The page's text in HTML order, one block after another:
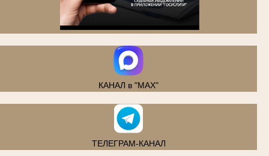
КАНАЛ в "MAX"
ТЕЛЕГРАМ-КАНАЛ